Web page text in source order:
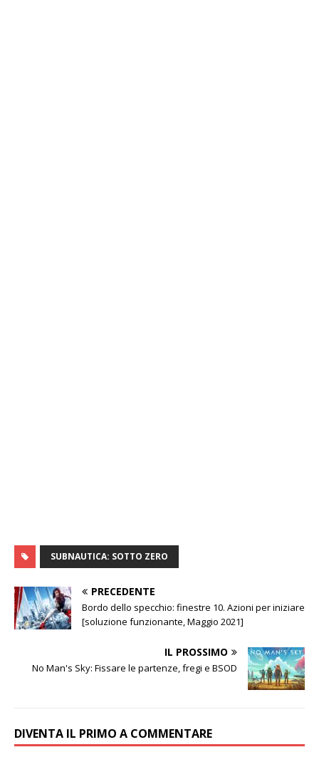
SUBNAUTICA: SOTTO ZERO
PRECEDENTE
Bordo dello specchio: finestre 10. Azioni per iniziare
[soluzione funzionante, Maggio 2021]
IL PROSSIMO
No Man's Sky: Fissare le partenze, fregi e BSOD
DIVENTA IL PRIMO A COMMENTARE